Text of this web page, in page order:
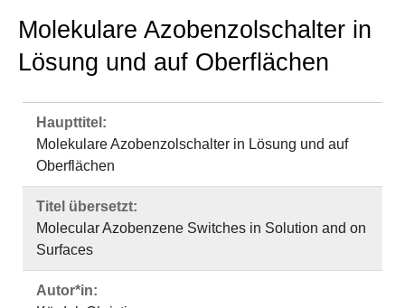
Molekulare Azobenzolschalter in
Lösung und auf Oberflächen
Haupttitel:
Molekulare Azobenzolschalter in Lösung und auf
Oberflächen
Titel übersetzt:
Molecular Azobenzene Switches in Solution and on
Surfaces
Autor*in: